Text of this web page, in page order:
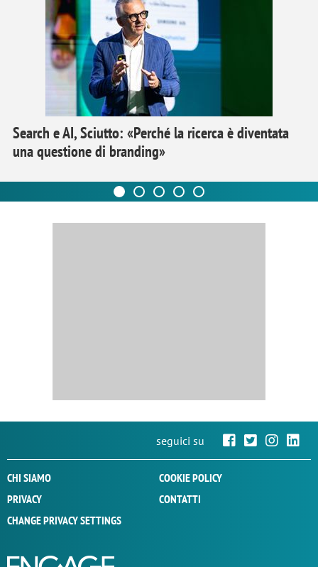
Search e AI, Sciutto: «Perché la ricerca è diventata
una questione di branding»
seguici su
CHI SIAMO
COOKIE POLICY
PRIVACY
CONTATTI
CHANGE PRIVACY SETTINGS